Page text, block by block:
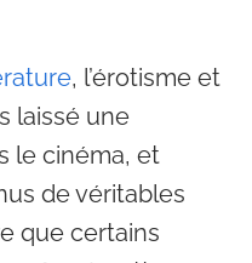
, l’érotisme et
laissé une
le cinéma, et
de véritables
que certains